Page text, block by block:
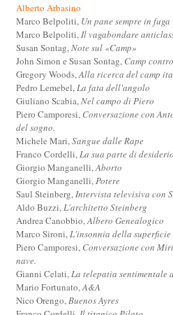
Alberto Arbasino
Marco Belpoliti, Un pane sempre in fuga
Marco Belpoliti,Il vagabondare
Susan Sontag,Note sul «Camp»
John Simon e Susan Sontag, Camp
Gregory Woods,Alla ricerca del camp
Pedro Lemebel,La fata dell'angolo
Giuliano Scabia,Nel campo di Piero
Piero Camporesi, Conversazione con
del sogno.
Michele Mari,Sangue dalle Rape
Franco Cordelli,La sua parte di desiderio
Giorgio Manganelli,Aborto
Giorgio Manganelli,Potere
Saul Steinberg,Intervista televisiva con
Aldo Buzzi,L'architetto Steinberg
Andrea Canobbio,Albero Genealogico
Marco Sironi,L'insonnia della superficie
Piero Camporesi, Conversazione con
nave.
Gianni Celati,La telepatia sentimentale
Mario Fortunato,A&A
Nico Orengo,Buenos Ayres